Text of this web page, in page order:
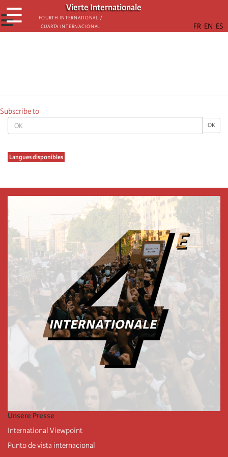
Skip
to
main
Vierte Internationale
Fourth International /
Cuarta Internacional
☰
☰
OK OK
Langues disponibles
Subscribe to
Unsere Presse
International Viewpoint
Punto de vista internacional